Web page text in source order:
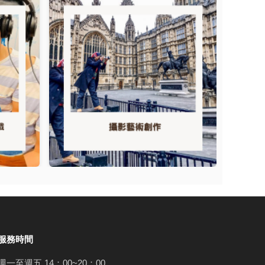
務時間
一至週五 14：00~20：00